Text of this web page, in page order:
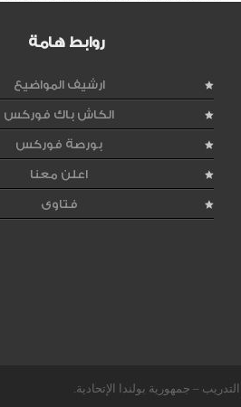
روابط هامة
ارشيف المواضيع
الكاش باك فوركس
بورصة فوركس
اعلن معنا
فتاوى